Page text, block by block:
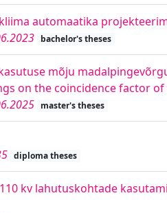
automaatika
bachelor's theses
mõju
on the coincidence factor
master's theses
diploma theses
kv lahutuskohtade